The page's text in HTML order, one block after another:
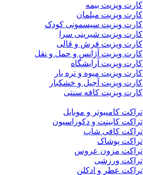
کارت ویزیت بیمه
کارت ویزیت مبلمان
کارت ویزیت سیسمونی کودک
کارت ویزیت شیرینی سرا
کارت ویزیت فرش و قالی
کارت ویزیت آژانس و حمل و نقل
کارت ویزیت آرایشگاه
کارت ویزیت میوه و تره بار
کارت ویزیت آجیل و خشکبار
کارت ویزیت کافه سنتی
تراکت کامپیوتر و موبایل
تراکت کابینت و دکوراسیون
تراکت کافی شاپ
تراکت پوشاک
تراکت مزون عروس
تراکت ورزشی
تراکت عطر و ادکلن